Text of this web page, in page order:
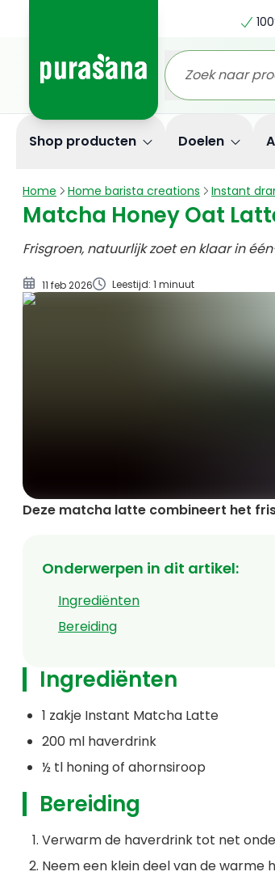
Shop producten Doelen
Home Home barista creations Instant
Matcha Honey Oat
Frisgroen, natuurlijk zoet en klaar in
11 feb 2026 Leestijd: 1 minuut
Deze matcha latte combineert het
Onderwerpen in dit artikel:
Ingrediënten
Bereiding
Bereiding
Ingrediënten
1 zakje Instant Matcha Latte
200 ml haverdrink
½ tl honing of ahornsiroop
Bereiding
Verwarm de haverdrink tot net
Neem een klein deel van de